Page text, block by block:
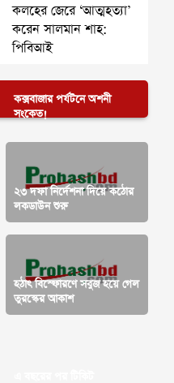
কলহের জেরে ‘আত্মহত্যা’
করেন সালমান শাহ:
পিবিআই
কক্সবাজার পর্যটনে অশনী
সংকেত!
২৩ দফা নির্দেশনা দিয়ে কঠোর
লকডাউন শুরু
হঠাৎ বিস্ফোরণে সবুজ হয়ে গেল
তুরস্কের আকাশ